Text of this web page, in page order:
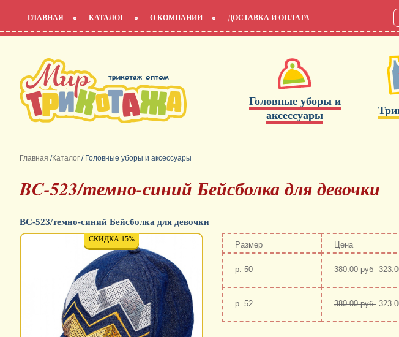
ГЛАВНАЯ КАТАЛОГ О КОМПАНИИ ДОСТАВКА И ОПЛАТА
Головные уборы и
аксессуары
Главная /Каталог / Головные уборы и аксессуары
BC-523/темно-синий Бейсболка для девочки
BC-523/темно-синий Бейсболка для девочки
СКИДКА 15%
Размер Цена
р. 50 380.00 руб
р. 52 380.00 руб